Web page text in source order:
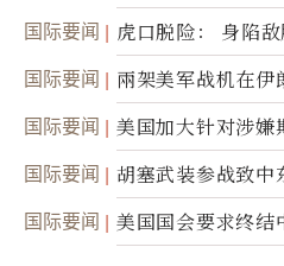
国际要闻 虎口脱险： 身陷
国际要闻
兩架美军战机在伊
踪
国际要闻
美国加大针对涉嫌
民权力度
国际要闻
胡塞武装参战致中
面入侵的可能性
国际要闻 美国国会要求终